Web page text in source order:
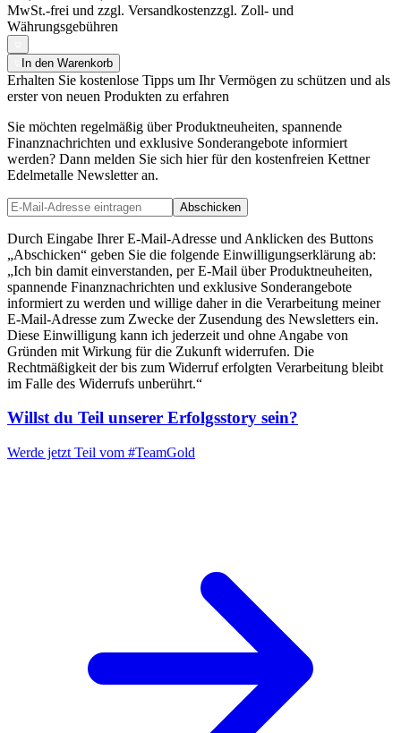
MwSt.-frei und zzgl. Versandkostenzzgl. Zoll- und
Währungsgebühren
In den Warenkorb
Erhalten Sie kostenlose Tipps um Ihr Vermögen zu schützen und als
erster von neuen Produkten zu erfahren
Sie möchten regelmäßig über Produktneuheiten, spannende
Finanznachrichten und exklusive Sonderangebote informiert
werden? Dann melden Sie sich hier für den kostenfreien Kettner
Edelmetalle Newsletter an.
Abschicken
Durch Eingabe Ihrer E-Mail-Adresse und Anklicken des Buttons
„Abschicken“ geben Sie die folgende Einwilligungserklärung ab:
„Ich bin damit einverstanden, per E-Mail über Produktneuheiten,
spannende Finanznachrichten und exklusive Sonderangebote
informiert zu werden und willige daher in die Verarbeitung meiner
E-Mail-Adresse zum Zwecke der Zusendung des Newsletters ein.
Diese Einwilligung kann ich jederzeit und ohne Angabe von
Gründen mit Wirkung für die Zukunft widerrufen. Die
Rechtmäßigkeit der bis zum Widerruf erfolgten Verarbeitung bleibt
im Falle des Widerrufs unberührt.“
Willst du Teil unserer Erfolgsstory sein?
Werde jetzt Teil vom #TeamGold